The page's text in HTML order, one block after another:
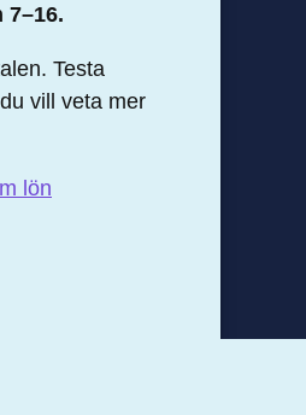
Testa
vill veta mer
lön